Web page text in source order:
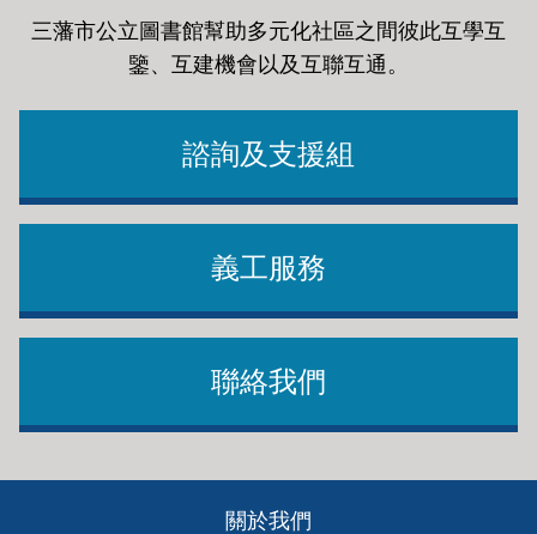
三藩市公立圖書館幫助多元化社區之間彼此互學互
鑒、互建機會以及互聯互通。
諮詢及支援組
義工服務
聯絡我們
關於我們